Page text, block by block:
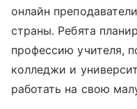
онлайн
страны. Ребята
профессию учителя,
колледжи и
работать на свою